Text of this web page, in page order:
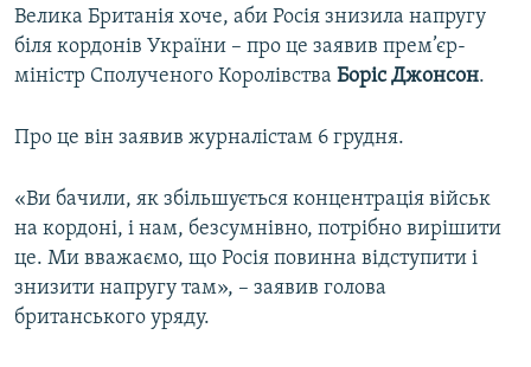
Усі сайти RFE/RL
Велика Британія хоче, аби Росія знизила напругу
біля кордонів України – про це заявив прем’єр-
міністр Сполученого Королівства Боріс Джонсон.
Про це він заявив журналістам 6 грудня.
«Ви бачили, як збільшується концентрація військ
на кордоні, і нам, безсумнівно, потрібно вирішити
це. Ми вважаємо, що Росія повинна відступити і
знизити напругу там», – заявив голова
британського уряду.